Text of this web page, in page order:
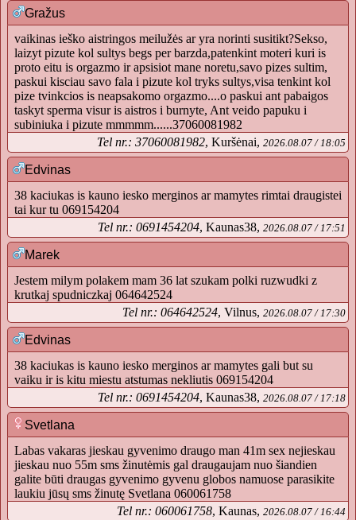
Gražus
vaikinas ieško aistringos meilužės ar yra norinti susitikt?Sekso,
laizyt pizute kol sultys begs per barzda,patenkint moteri kuri is
proto eitu is orgazmo ir apsisiot mane noretu,savo pizes sultim,
paskui kisciau savo fala i pizute kol tryks sultys,visa tenkint kol
pize tvinkcios is neapsakomo orgazmo....o paskui ant pabaigos
taskyt sperma visur is aistros i burnyte, Ant veido papuku i
subiniuka i pizute mmmmm......37060081982
Tel nr.: 37060081982, Kuršėnai, 2026.08.07 / 18:05
Edvinas
38 kaciukas is kauno iesko merginos ar mamytes rimtai draugistei
tai kur tu 069154204
Tel nr.: 0691454204, Kaunas38, 2026.08.07 / 17:51
Marek
Jestem milym polakem mam 36 lat szukam polki ruzwudki z
krutkaj spudniczkaj 064642524
Tel nr.: 064642524, Vilnus, 2026.08.07 / 17:30
Edvinas
38 kaciukas is kauno iesko merginos ar mamytes gali but su
vaiku ir is kitu miestu atstumas nekliutis 069154204
Tel nr.: 0691454204, Kaunas38, 2026.08.07 / 17:18
Svetlana
Labas vakaras jieskau gyvenimo draugo man 41m sex nejieskau
jieskau nuo 55m sms žinutėmis gal draugaujam nuo šiandien
galite būti draugas gyvenimo gyvenu globos namuose parasikite
laukiu jūsų sms žinutę Svetlana 060061758
Tel nr.: 060061758, Kaunas, 2026.08.07 / 16:44